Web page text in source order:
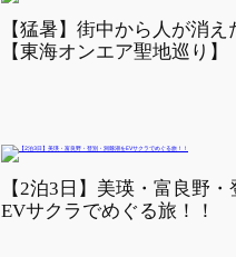
【猛暑】街中から人が消
【東海オンエア聖地巡り】
【2泊3日】美瑛・富良野
EVサクラでめぐる旅！！